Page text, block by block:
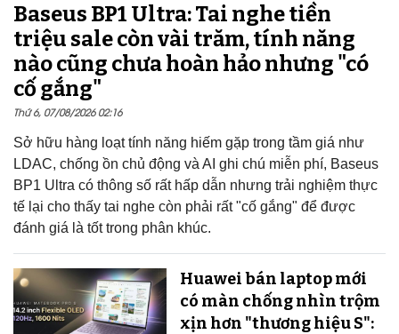
Baseus BP1 Ultra: Tai nghe tiền
triệu sale còn vài trăm, tính năng
nào cũng chưa hoàn hảo nhưng "có
cố gắng"
Thứ 6, 07/08/2026 02:16
Sở hữu hàng loạt tính năng hiếm gặp trong tầm giá như
LDAC, chống ồn chủ động và AI ghi chú miễn phí, Baseus
BP1 Ultra có thông số rất hấp dẫn nhưng trải nghiệm thực
tế lại cho thấy tai nghe còn phải rất "cố gắng" để được
đánh giá là tốt trong phân khúc.
Huawei bán laptop mới
có màn chống nhìn trộm
xịn hơn "thương hiệu S":